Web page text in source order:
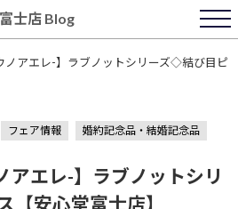
富士店 Blog
ノアエレ-】ラブノットシリーズ◇結び目ピ
フェア情報 婚約記念品・結婚記念品
アエレ-】ラブノットシリ
安心堂富士店】